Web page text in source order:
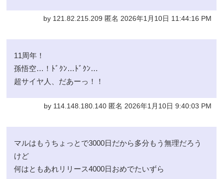
by 121.82.215.209 匿名 2026年1月10日 11:44:16 PM
11周年！
孫悟空…！ﾄﾞｸﾝ…ﾄﾞｸﾝ…
超サイヤ人、だあーっ！！
by 114.148.180.140 匿名 2026年1月10日 9:40:03 PM
マルはもうちょっとで3000日だから多分もう無理だろう
けど
何はともあれリリース4000日おめでたいずら